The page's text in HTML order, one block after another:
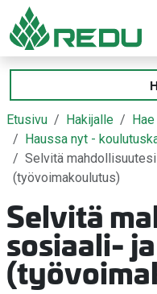
Siirry sivusisältöön
Etusivu Hakijalle
Haussa nyt -
Selvitä
(työvoimakoulutus)
Selvitä
sosiaali-